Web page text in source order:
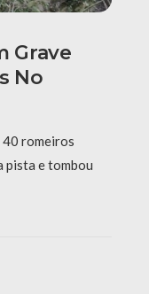
Grave
No
40 romeiros
pista e tombou